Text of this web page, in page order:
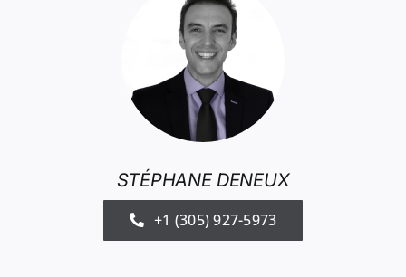
STÉPHANE DENEUX
+1 (305) 927-5973